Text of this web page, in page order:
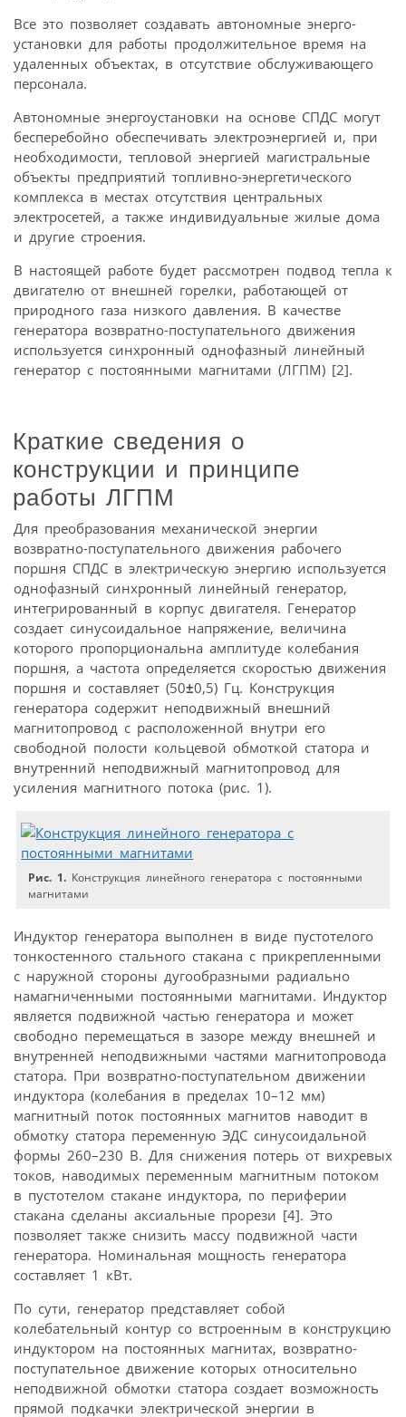
Все это позволяет создавать автономные энерго­
установки для работы продолжительное время на
удаленных объектах, в отсутствие обслуживающего
персонала.
Автономные энергоустановки на основе СПДС могут
бесперебойно обеспечивать электроэнергией и, при
необходимости, тепловой энергией магистральные
объекты предприятий топливно-энергетического
комплекса в местах отсутствия центральных
электросетей, а также индивидуальные жилые дома
и другие строения.
В настоящей работе будет рассмотрен подвод тепла к
двигателю от внешней горелки, работающей от
природного газа низкого давления. В качестве
генератора возвратно-поступательного движения
используется синхронный однофазный линейный
генератор с постоянными магнитами (ЛГПМ) [2].
Краткие сведения о
конструкции и принципе
работы ЛГПМ
Для преобразования механической энергии
возвратно-поступательного движения рабочего
поршня СПДС в электрическую энергию используется
однофазный синхронный линейный генератор,
интегрированный в корпус двигателя. Генератор
создает синусоидальное напряжение, величина
которого пропорциональна амплитуде колебания
поршня, а частота определяется скоростью движения
поршня и составляет (50±0,5) Гц. Конструкция
генератора содержит неподвижный внешний
магнитопровод с расположенной внутри его
свободной полости кольцевой обмоткой статора и
внутренний неподвижный магнитопровод для
усиления магнитного потока (рис. 1).
Рис. 1. Конструкция линейного генератора с постоянными
магнитами
Индуктор генератора выполнен в виде пустотелого
тонкостенного стального стакана с прикрепленными
с наружной стороны дугообразными радиально
намагниченными постоянными магнитами. Индуктор
является подвижной частью генератора и может
свободно перемещаться в зазоре между внешней и
внутренней неподвижными частями магнитопровода
статора. При возвратно-поступательном движении
индуктора (колебания в пределах 10–12 мм)
магнитный поток постоянных магнитов наводит в
обмотку статора переменную ЭДС синусоидальной
формы 260–230 В. Для снижения потерь от вихревых
токов, наводимых переменным магнитным потоком
в пустотелом стакане индуктора, по периферии
стакана сделаны аксиальные прорези [4]. Это
позволяет также снизить массу подвижной части
генератора. Номинальная мощность генератора
составляет 1 кВт.
По сути, генератор представляет собой
колебательный контур со встроенным в конструкцию
индуктором на постоянных магнитах, возвратно-
поступательное движение которых относительно
неподвижной обмотки статора создает возможность
прямой подкачки электрической энергии в